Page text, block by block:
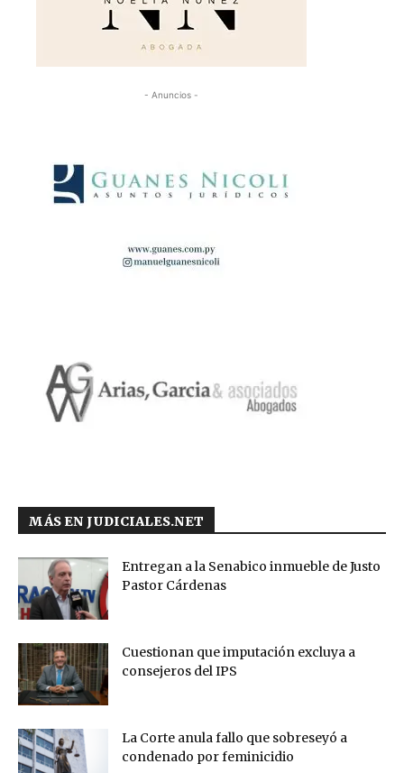
- Anuncios -
MÁS EN JUDICIALES.NET
Entregan a la Senabico inmueble de Justo
Pastor Cárdenas
Cuestionan que imputación excluya a
consejeros del IPS
La Corte anula fallo que sobreseyó a
condenado por feminicidio